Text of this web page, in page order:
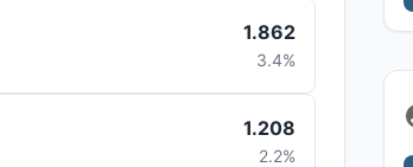
1.862
3.4%
1.208
2.2%